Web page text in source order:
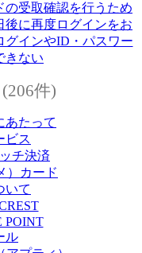
の受取確認を行うため
後に再度ログインをお
グインやID・パスワー
きない
(206件)
あたって
ビス
チ決済
）カード
いて
POINT
ル